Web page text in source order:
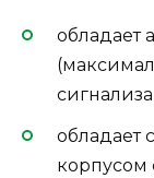
обладает
обладает
корпусом